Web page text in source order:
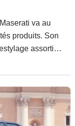
va au
produits. Son
assorti
ils de la